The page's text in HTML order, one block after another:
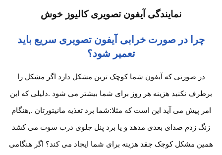
نمایندگی آیفون تصویری کالیوز خوش
چرا در صورت خرابی آیفون تصویری سریع باید
تعمیر شود؟
در صورتی که آیفون شما کوچک ترین مشکل دارد اگر مشکل را
برطرف نکنید هزینه هر روز برای شما بیشتر می شود .دلیلی که این
امر پیش می آید این است که مثلا:شما برد تغذیه مانیتورتان .,هنگام
زنگ زدم صدای بعدی مدهد و یا برد پنل جلوی درب سوت می کشد
همین مشکل کوچک چقد هزینه برای شما ایجاد می کند؟ اگر هنگامی